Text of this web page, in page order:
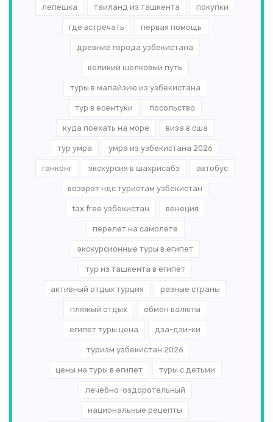
лепешка таиланд из ташкента покупки
где встречать первая помощь
древние города узбекистана
великий шёлковый путь
туры в малайзию из узбекистана
тур в есентуки посольство
куда поехать на море виза в сша
тур умра умра из узбекистана 2026
ганконг экскурсия в шахрисабз автобус
возврат ндс туристам узбекистан
tax free узбекистан венеция
перелет на самолете
экскурсионные туры в египет
тур из ташкента в египет
активный отдых турция разные страны
пляжый отдых обмен валюты
египет туры цена дза-дзи-ки
туризм узбекистан 2026
цены на туры в египет туры с детьми
лечебно-оздоротельный
национальные рецепты